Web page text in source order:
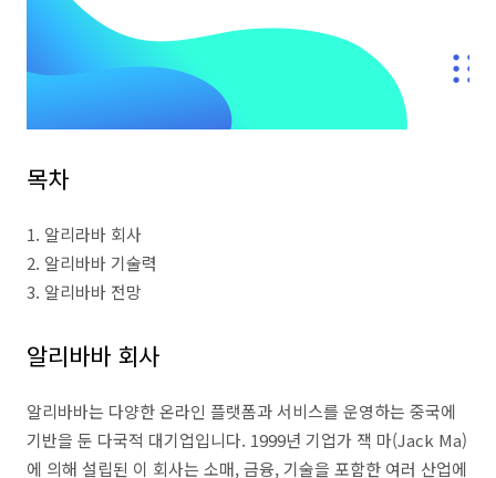
목차
1. 알리라바 회사
2. 알리바바 기술력
3. 알리바바 전망
알리바바 회사
알리바바는 다양한 온라인 플랫폼과 서비스를 운영하는 중국에
기반을 둔 다국적 대기업입니다. 1999년 기업가 잭 마(Jack Ma)
에 의해 설립된 이 회사는 소매, 금융, 기술을 포함한 여러 산업에